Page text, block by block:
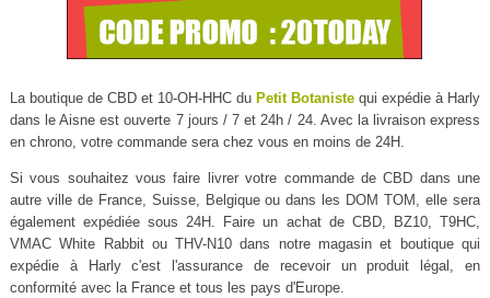
La boutique de CBD et 10-OH-HHC du Petit Botaniste qui expédie à Harly
dans le Aisne est ouverte 7 jours / 7 et 24h / 24. Avec la livraison express
en chrono, votre commande sera chez vous en moins de 24H.
Si vous souhaitez vous faire livrer votre commande de CBD dans une
autre ville de France, Suisse, Belgique ou dans les DOM TOM, elle sera
également expédiée sous 24H. Faire un achat de CBD, BZ10, T9HC,
VMAC White Rabbit ou THV-N10 dans notre magasin et boutique qui
expédie à Harly c'est l'assurance de recevoir un produit légal, en
conformité avec la France et tous les pays d'Europe.